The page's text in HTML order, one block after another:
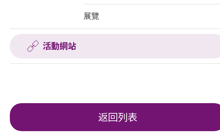
展覽
活動網站
返回列表